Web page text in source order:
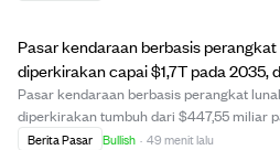
Pasar kendaraan berbasis
diperkirakan capai $1,7T pada 2035,
dan pembaruan OTA.
Pasar kendaraan berbasis perangkat
diperkirakan tumbuh dari $447,55 miliar
menjadi $1,7 triliun pada 2035 dengan
Berita Pasar Bullish · 49 menit lalu